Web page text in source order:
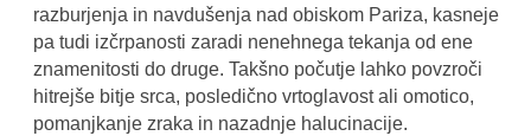
razburjenja in navdušenja nad obiskom Pariza, kasneje
pa tudi izčrpanosti zaradi nenehnega tekanja od ene
znamenitosti do druge. Takšno počutje lahko povzroči
hitrejše bitje srca, posledično vrtoglavost ali omotico,
pomanjkanje zraka in nazadnje halucinacije.